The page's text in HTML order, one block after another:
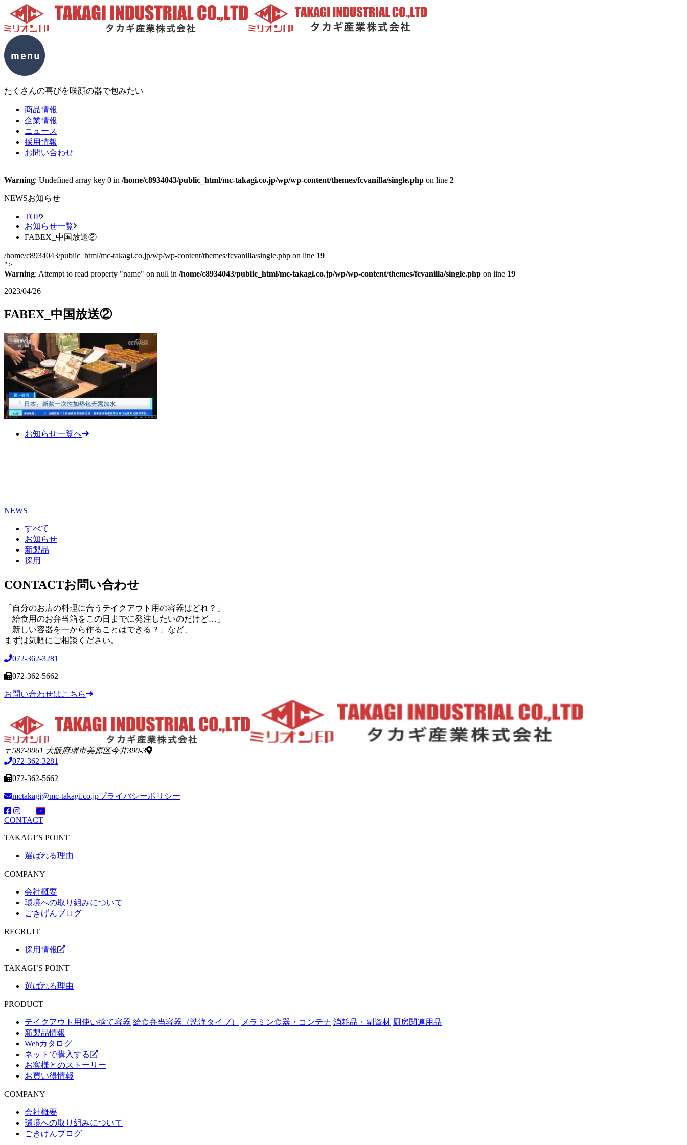
たくさんの喜びを咲顔の器で包みたい
商品情報
企業情報
ニュース
採用情報
お問い合わせ
Warning: Undefined array key 0 in /home/c8934043/public_html/mc-takagi.co.jp/wp/wp-content/themes/fcvanilla/single.php on line 2
NEWSお知らせ
TOP
お知らせ一覧
FABEX_中国放送②
/home/c8934043/public_html/mc-takagi.co.jp/wp/wp-content/themes/fcvanilla/single.php on line 19
">
Warning: Attempt to read property "name" on null in /home/c8934043/public_html/mc-takagi.co.jp/wp/wp-content/themes/fcvanilla/single.php on line 19
2023/04/26
FABEX_中国放送②
お知らせ一覧へ
NEWS
すべて
お知らせ
新製品
採用
CONTACTお問い合わせ
「自分のお店の料理に合うテイクアウト用の容器はどれ？」
「給食用のお弁当箱をこの日までに発注したいのだけど…」
「新しい容器を一から作ることはできる？」など、
まずは気軽にご相談ください。
072-362-3281
072-362-5662
お問い合わせはこちら
〒587-0061 大阪府堺市美原区今井390-3
072-362-3281
072-362-5662
mctakagi@mc-takagi.co.jpプライバシーポリシー
CONTACT
TAKAGI’S POINT
選ばれる理由
COMPANY
会社概要
環境への取り組みについて
ごきげんブログ
RECRUIT
採用情報
TAKAGI’S POINT
選ばれる理由
PRODUCT
テイクアウト用使い捨て容器 給食弁当容器（洗浄タイプ） メラミン食器・コンテナ 消耗品・副資材 厨房関連用品
新製品情報
Webカタログ
ネットで購入する
お客様とのストーリー
お買い得情報
COMPANY
会社概要
環境への取り組みについて
ごきげんブログ